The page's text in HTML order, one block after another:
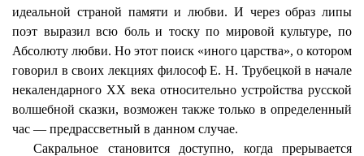
идеальной страной памяти и любви. И через образ липы
поэт выразил всю боль и тоску по мировой культуре, по
Абсолюту любви. Но этот поиск «иного царства», о котором
говорил в своих лекциях философ Е. Н. Трубецкой в начале
некалендарного XX века относительно устройства русской
волшебной сказки, возможен также только в определенный
час — предрассветный в данном случае.
Сакральное становится доступно, когда прерывается